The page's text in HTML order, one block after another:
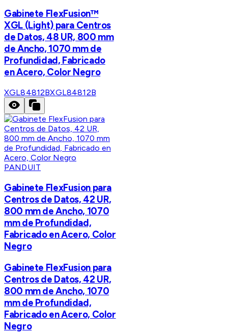
Gabinete FlexFusion™
XGL (Light) para Centros
de Datos, 48 UR, 800 mm
de Ancho, 1070 mm de
Profundidad, Fabricado
en Acero, Color Negro
XGL84812BXGL84812B
PANDUIT
Gabinete FlexFusion para
Centros de Datos, 42 UR,
800 mm de Ancho, 1070
mm de Profundidad,
Fabricado en Acero, Color
Negro
Gabinete FlexFusion para
Centros de Datos, 42 UR,
800 mm de Ancho, 1070
mm de Profundidad,
Fabricado en Acero, Color
Negro